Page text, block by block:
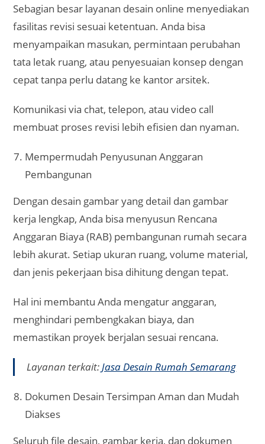
Sebagian besar layanan desain online menyediakan
fasilitas revisi sesuai ketentuan. Anda bisa
menyampaikan masukan, permintaan perubahan
tata letak ruang, atau penyesuaian konsep dengan
cepat tanpa perlu datang ke kantor arsitek.
Komunikasi via chat, telepon, atau video call
membuat proses revisi lebih efisien dan nyaman.
Mempermudah Penyusunan Anggaran
Pembangunan
Dengan desain gambar yang detail dan gambar
kerja lengkap, Anda bisa menyusun Rencana
Anggaran Biaya (RAB) pembangunan rumah secara
lebih akurat. Setiap ukuran ruang, volume material,
dan jenis pekerjaan bisa dihitung dengan tepat.
Hal ini membantu Anda mengatur anggaran,
menghindari pembengkakan biaya, dan
memastikan proyek berjalan sesuai rencana.
Layanan terkait:Jasa Desain Rumah Semarang
Dokumen Desain Tersimpan Aman dan Mudah
Diakses
Seluruh file desain, gambar kerja, dan dokumen